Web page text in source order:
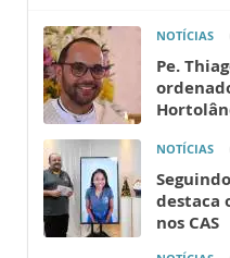
NOTÍCIAS
Pe.
NOTÍCIAS
destaca
nos CAS